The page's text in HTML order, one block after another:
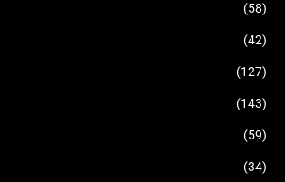
(58)
(42)
(127)
(143)
(59)
(34)